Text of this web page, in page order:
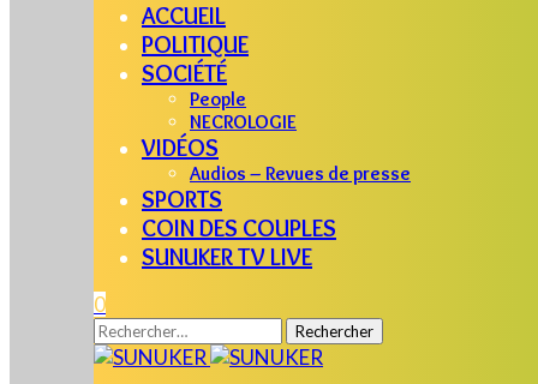
ACCUEIL
POLITIQUE
SOCIÉTÉ
People
NECROLOGIE
VIDÉOS
Audios – Revues de presse
SPORTS
COIN DES COUPLES
SUNUKER TV LIVE
0
Rechercher :